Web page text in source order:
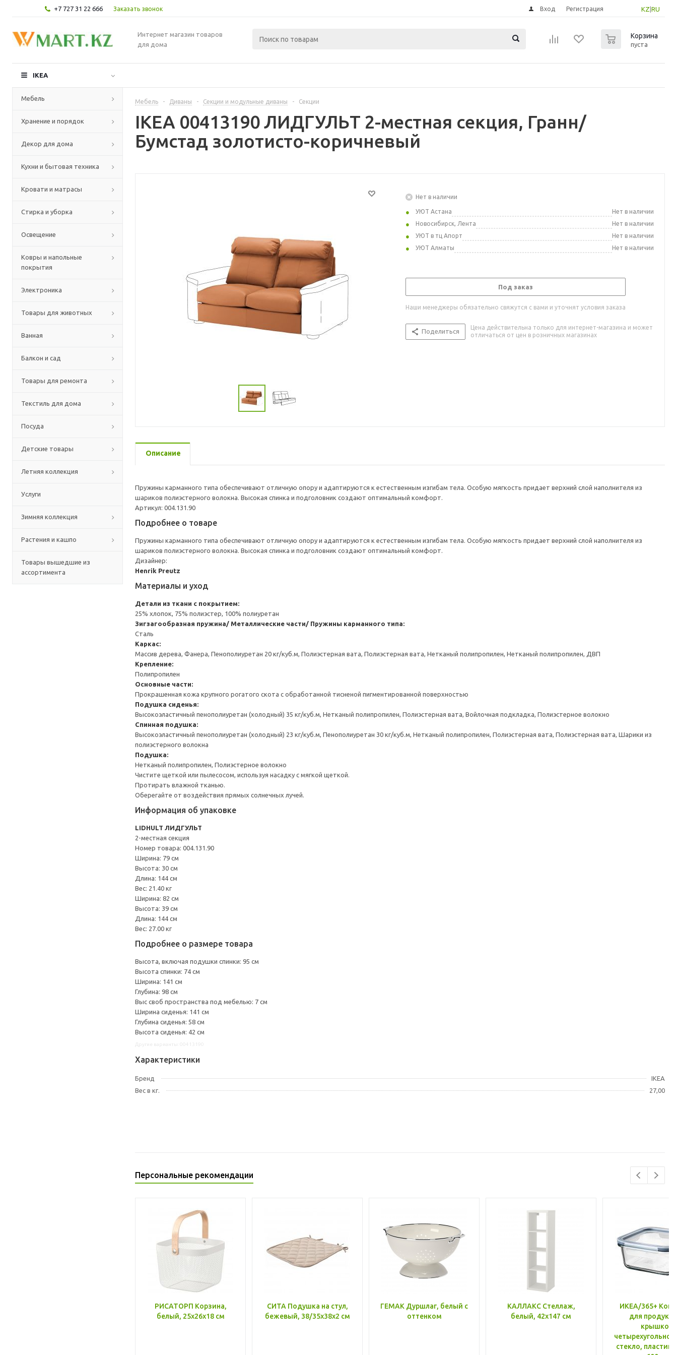
+7 727 31 22 666 Заказать звонок KZ RU
Вход Регистрация
Интернет магазин товаров
для дома
Корзина
пуста
IKEA
Мебель
Хранение и порядок
Декор для дома
Кухни и бытовая техника
Кровати и матрасы
Стирка и уборка
Освещение
Ковры и напольные
покрытия
Электроника
Товары для животных
Ванная
Балкон и сад
Товары для ремонта
Текстиль для дома
Посуда
Детские товары
Летняя коллекция
Услуги
Зимняя коллекция
Растения и кашпо
Товары вышедшие из
ассортимента
Мебель - Диваны - Секции и модульные диваны - Секции
IKEA 00413190 ЛИДГУЛЬТ 2-местная секция, Гранн/
Бумстад золотисто-коричневый
Нет в наличии
УЮТ Астана
Нет в наличии
Новосибирск, Лента
Нет в наличии
УЮТ в тц Апорт
Нет в наличии
УЮТ Алматы
Нет в наличии
Под заказ
Наши менеджеры обязательно свяжутся с вами и уточнят условия заказа
Поделиться
Цена действительна только для интернет-магазина и может
отличаться от цен в розничных магазинах
Описание
Пружины карманного типа обеспечивают отличную опору и адаптируются к естественным изгибам тела. Особую мягкость придает верхний слой наполнителя из
шариков полиэстерного волокна. Высокая спинка и подголовник создают оптимальный комфорт.
Артикул: 004.131.90
Подробнее о товаре
Пружины карманного типа обеспечивают отличную опору и адаптируются к естественным изгибам тела. Особую мягкость придает верхний слой наполнителя из
шариков полиэстерного волокна. Высокая спинка и подголовник создают оптимальный комфорт.
Дизайнер:
Henrik Preutz
Материалы и уход
Детали из ткани с покрытием:
25% хлопок, 75% полиэстер, 100% полиуретан
Зигзагообразная пружина/ Металлические части/ Пружины карманного типа:
Сталь
Каркас:
Массив дерева, Фанера, Пенополиуретан 20 кг/куб.м, Полиэстерная вата, Полиэстерная вата, Нетканый полипропилен, Нетканый полипропилен, ДВП
Крепление:
Полипропилен
Основные части:
Прокрашенная кожа крупного рогатого скота с обработанной тисненой пигментированной поверхностью
Подушка сиденья:
Высокоэластичный пенополиуретан (холодный) 35 кг/куб.м, Нетканый полипропилен, Полиэстерная вата, Войлочная подкладка, Полиэстерное волокно
Спинная подушка:
Высокоэластичный пенополиуретан (холодный) 23 кг/куб.м, Пенополиуретан 30 кг/куб.м, Нетканый полипропилен, Полиэстерная вата, Полиэстерная вата, Шарики из
полиэстерного волокна
Подушка:
Нетканый полипропилен, Полиэстерное волокно
Чистите щеткой или пылесосом, используя насадку с мягкой щеткой.
Протирать влажной тканью.
Оберегайте от воздействия прямых солнечных лучей.
Информация об упаковке
LIDHULT ЛИДГУЛЬТ
2-местная секция
Номер товара: 004.131.90
Ширина: 79 см
Высота: 30 см
Длина: 144 см
Вес: 21.40 кг
Ширина: 82 см
Высота: 39 см
Длина: 144 см
Вес: 27.00 кг
Подробнее о размере товара
Высота, включая подушки спинки: 95 см
Высота спинки: 74 см
Ширина: 141 см
Глубина: 98 см
Выс своб пространства под мебелью: 7 см
Ширина сиденья: 141 см
Глубина сиденья: 58 см
Высота сиденья: 42 см
Характеристики
Бренд
IKEA
Вес в кг.
27,00
Персональные рекомендации
РИСАТОРП Корзина,
белый, 25x26x18 см
СИТА Подушка на стул,
бежевый, 38/35x38x2 см
ГЕМАК Дуршлаг, белый с
оттенком
КАЛЛАКС Стеллаж,
белый, 42x147 см
ИКЕА/365+
для
крышкой,
стекло, пластик